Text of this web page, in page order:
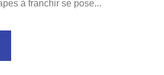
à franchir se pose...